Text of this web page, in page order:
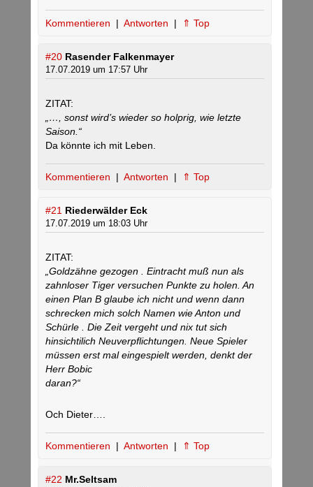
Kommentieren | Antworten | ⇑ Top
#20 Rasender Falkenmayer
17.07.2019 um 17:57 Uhr
ZITAT:
„…, sonst wird’s wieder so holprig, wie letzte
Saison.“
Da könnte ich mit Leben.
Kommentieren | Antworten | ⇑ Top
#21 Riederwälder Eck
17.07.2019 um 18:03 Uhr
ZITAT:
„Goldzähne gezogen . Eintracht muß nun als
zahnloser Tiger versuchen Punkte zu holen. An
einen Plan B glaube ich nicht und wenn dann
schrecken mich solch Namen wie Anton und
Schürle . Die Zeit vergeht und nix tut sich
hinsichtilich Neuverpflichtungen. Neue Spieler
müssen erst mal eingespielt werden, denkt der
Herr Bobic
daran?“
Och Dieter….
Kommentieren | Antworten | ⇑ Top
#22 Mr.Seltsam